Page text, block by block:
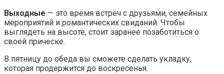
Выходные — это время встреч с друзьями, семейных
мероприятий и романтических свиданий. Чтобы
выглядеть на высоте, стоит заранее позаботиться о
своей прическе.
В пятницу до обеда вы сможете сделать укладку,
которая продержится до воскресенья.